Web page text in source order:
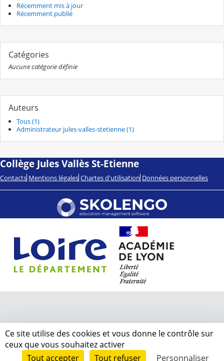
Récemment mis à jour
Récemment publié
Catégories
Aucune catégorie définie
Auteurs
Tous (1)
Administrateur jules-valles-stetienne (1)
Collège Jules Vallès St-Etienne
Contacts Mentions légales Chartes d'utilisation Données personnelles
Ce site utilise des cookies et vous donne le contrôle sur
ceux que vous souhaitez activer
Tout accepter
Tout refuser Personnaliser